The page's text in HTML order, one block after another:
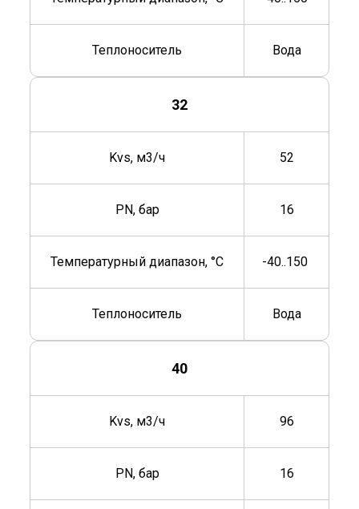
Теплоноситель Вода
32
Kvs, м3/ч 52
PN, бар 16
Температурный диапазон, °C -40..150
Теплоноситель Вода
40
Kvs, м3/ч 96
PN, бар 16